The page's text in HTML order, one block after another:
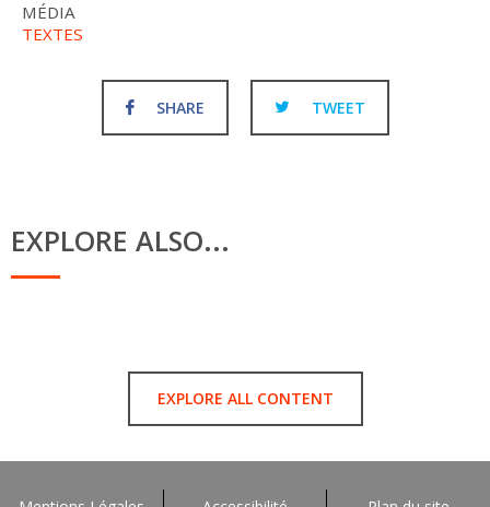
MÉDIA
TEXTES
SHARE TWEET
EXPLORE ALSO...
EXPLORE ALL CONTENT